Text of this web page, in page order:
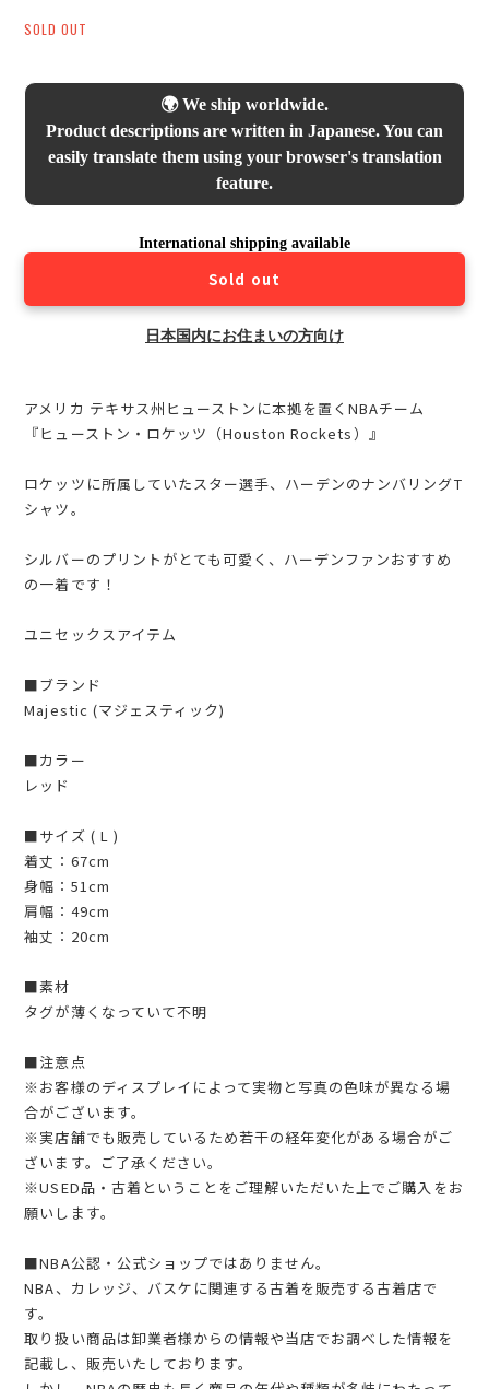
SOLD OUT
🌍 We ship worldwide.
Product descriptions are written in Japanese. You can
easily translate them using your browser's translation
feature.
International shipping available
Sold out
日本国内にお住まいの方向け
アメリカ テキサス州ヒューストンに本拠を置くNBAチーム
『ヒューストン・ロケッツ（Houston Rockets）』
ロケッツに所属していたスター選手、ハーデンのナンバリングT
シャツ。
シルバーのプリントがとても可愛く、ハーデンファンおすすめ
の一着です！
ユニセックスアイテム
■ブランド
Majestic (マジェスティック)
■カラー
レッド
■サイズ ( L )
着丈：67cm
身幅：51cm
肩幅：49cm
袖丈：20cm
■素材
タグが薄くなっていて不明
■注意点
※お客様のディスプレイによって実物と写真の色味が異なる場
合がございます。
※実店舗でも販売しているため若干の経年変化がある場合がご
ざいます。ご了承ください。
※USED品・古着ということをご理解いただいた上でご購入をお
願いします。
■NBA公認・公式ショップではありません。
NBA、カレッジ、バスケに関連する古着を販売する古着店で
す。
取り扱い商品は卸業者様からの情報や当店でお調べした情報を
記載し、販売いたしております。